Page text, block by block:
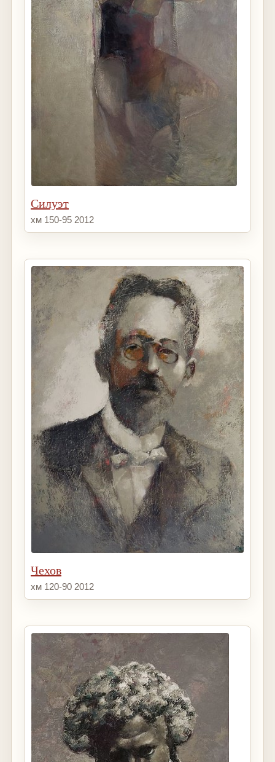
Силуэт
хм 150-95 2012
Чехов
хм 120-90 2012